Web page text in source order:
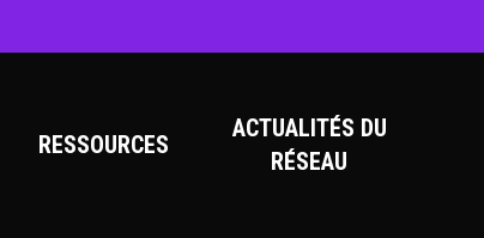
RESSOURCES
ACTUALITÉS DU
RÉSEAU